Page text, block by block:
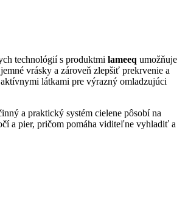
technológií s produktmi lameeq umožňuje
vrásky a zároveň zlepšiť prekrvenie a
látkami pre výrazný omladzujúci
a praktický systém cielene pôsobí na
a pier, pričom pomáha viditeľne vyhladiť a